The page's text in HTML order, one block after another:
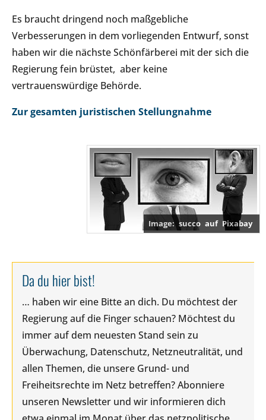
Es braucht dringend noch maßgebliche
Verbesserungen in dem vorliegenden Entwurf, sonst
haben wir die nächste Schönfärberei mit der sich die
Regierung fein brüstet, aber keine
vertrauenswürdige Behörde.
Zur gesamten juristischen Stellungnahme
succo auf Pixabay
Da du hier bist!
… haben wir eine Bitte an dich. Du möchtest der
Regierung auf die Finger schauen? Möchtest du
immer auf dem neuesten Stand sein zu
Überwachung, Datenschutz, Netzneutralität, und
allen Themen, die unsere Grund- und
Freiheitsrechte im Netz betreffen? Abonniere
unseren Newsletter und wir informieren dich